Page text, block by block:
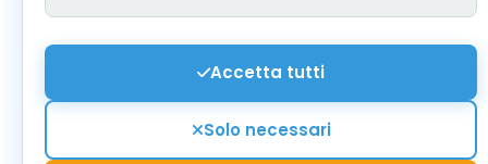
Accetta tutti
Solo necessari